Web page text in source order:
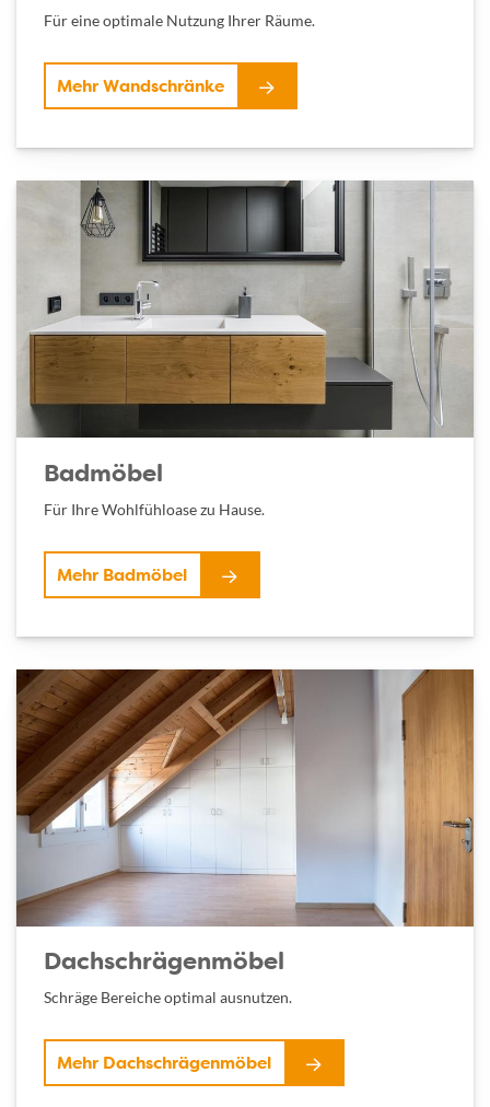
Für eine optimale Nutzung Ihrer Räume.
Mehr Wandschränke
Badmöbel
Für Ihre Wohlfühloase zu Hause.
Mehr Badmöbel
Dachschrägenmöbel
Schräge Bereiche optimal ausnutzen.
Mehr Dachschrägenmöbel